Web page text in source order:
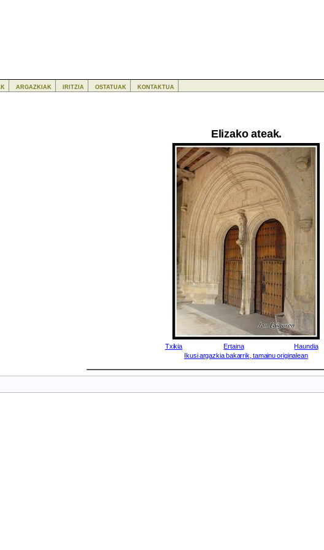
Elizako ateak.
Txikia Ertaina
Haundia
Ikusi argazkia bakarrik, tamainu originalean
argazkiak iritzia ostatuak kontaktua